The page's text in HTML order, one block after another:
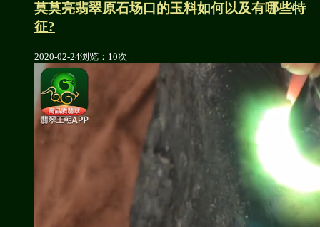
莫莫亮翡翠原石场口的玉料如何以及有哪些特
征?
2020-02-24浏览：10次